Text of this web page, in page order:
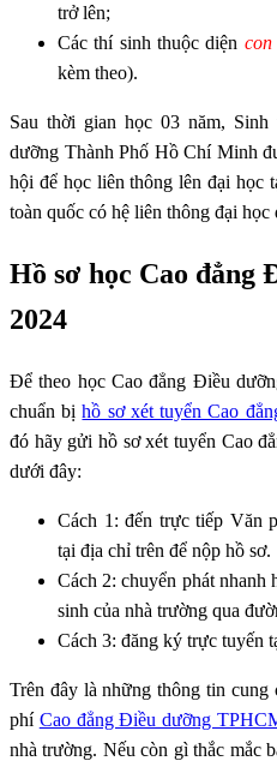
trở lên;
Các thí sinh thuộc diện
kèm theo).
Sau thời gian học 03 năm,
dưỡng Thành Phố Hồ Chí Minh
hội để học liên thông lên đại học
toàn quốc có hệ liên thông đại học
Hồ sơ học Cao đẳng
2024
Để theo học Cao đẳng Điều
chuẩn bịhồ sơ xét tuyển Cao
đó hãy gửi hồ sơ xét tuyển Cao
dưới đây:
Cách 1: đến trực tiếp Văn
tại địa chỉ trên để nộp hồ sơ.
Cách 2: chuyển phát nhanh
sinh của nhà trường qua
Cách 3: đăng ký trực tuyến
Trên đây là những thông tin
phí Cao đẳng Điều dưỡng
nhà trường. Nếu còn gì thắc mắc